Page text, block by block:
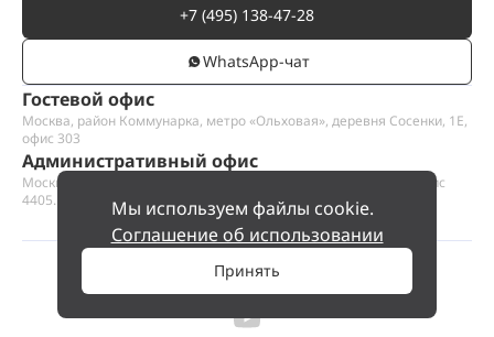
Мы используем файлы cookie.
Соглашение об использовании
Принять
97 000 000 ₽
№ 2256
Гостевой офис
Москва, район Коммунарка, метро «Ольховая», деревня Сосенки, 1Е,
офис 303
Административный офис
Москва, Пресненская набережная 12, Москва-сити, этаж 44, офис
4405.1
+7 (495) 138-47-28
WhatsАpp-чат
ООО «Проект Хаус».Позвольте найти ваш дом.